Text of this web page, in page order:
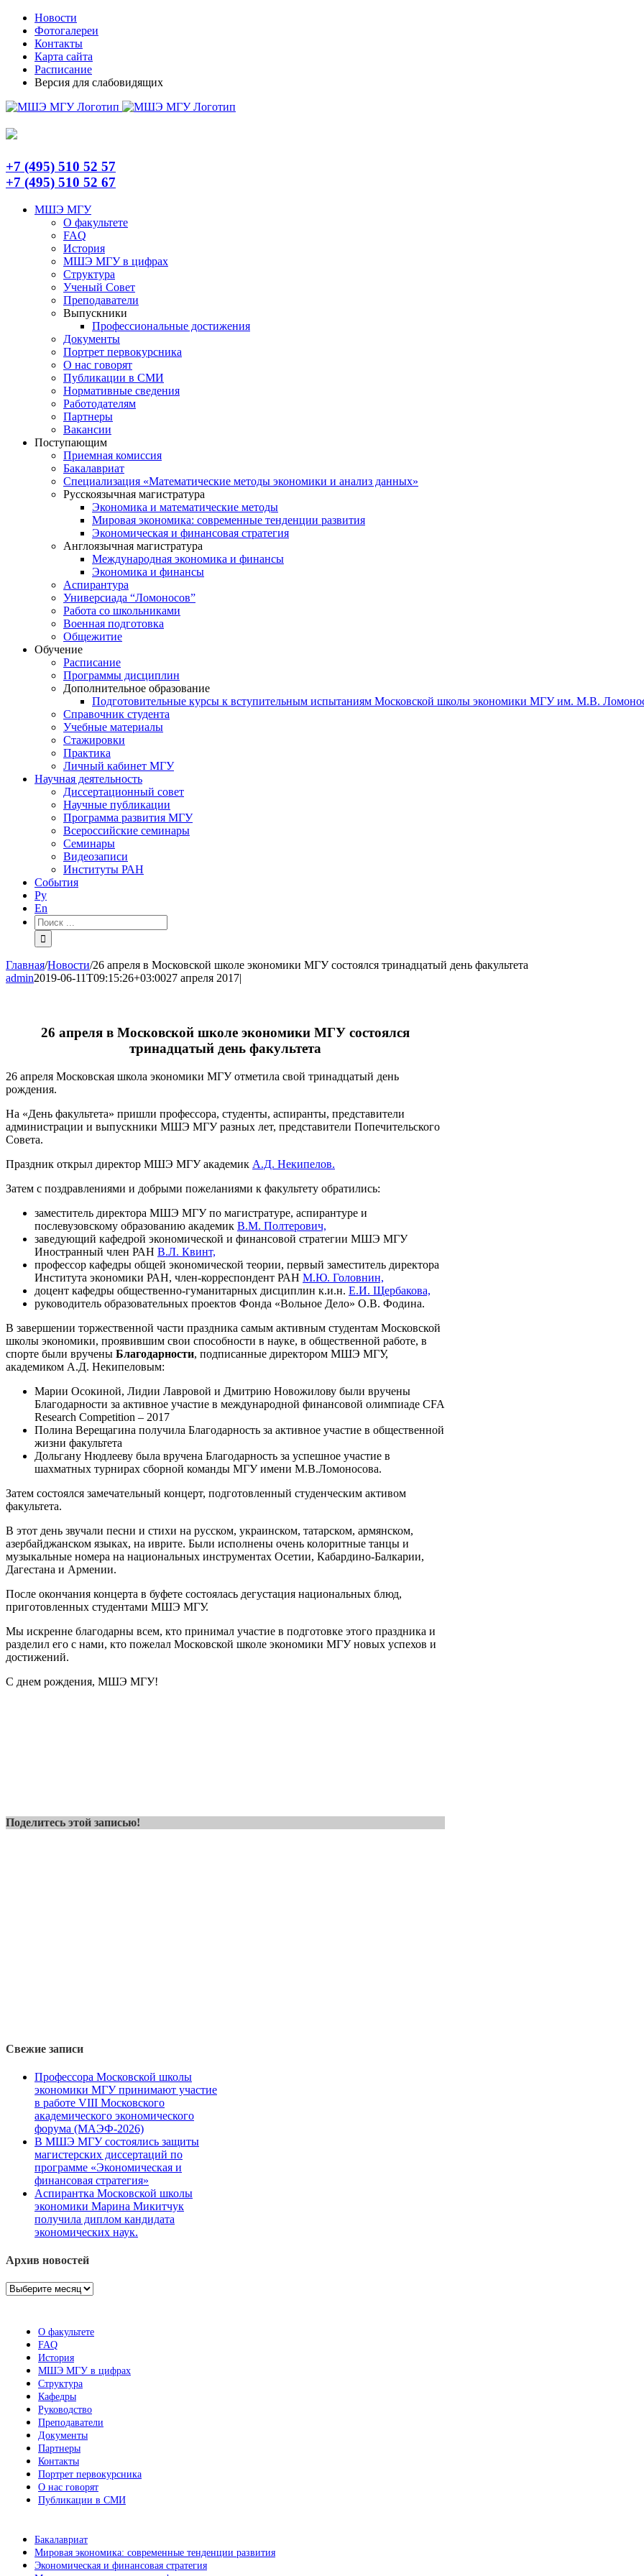
Skip
content
TelegramНовости
Фотогалереи
Контакты
Карта сайта
Расписание
Версия для слабовидящих
+7 (495) 510 52 57
+7 (495) 510 52 67
МШЭ МГУ
О факультете
FAQ
История
МШЭ МГУ в цифрах
Структура
Ученый Совет
Преподаватели
Выпускники
Профессиональные достижения
Документы
Портрет первокурсника
О нас говорят
Публикации в СМИ
Нормативные сведения
Работодателям
Партнеры
Вакансии
Поступающим
Приемная комиссия
Бакалавриат
Специализация «Математические методы экономики и анализ данных»
Русскоязычная магистратура
Экономика и математические методы
Мировая экономика: современные тенденции развития
Экономическая и финансовая стратегия
Англоязычная магистратура
Международная экономика и финансы
Экономика и финансы
Аспирантура
Универсиада “Ломоносов”
Работа со школьниками
Военная подготовка
Общежитие
Обучение
Расписание
Программы дисциплин
Дополнительное образование
Подготовительные курсы к вступительным испытаниям Московской школы экономики МГУ им. М.В.
Справочник студента
Учебные материалы
Стажировки
Практика
Личный кабинет МГУ
Научная деятельность
Диссертационный совет
Научные публикации
Программа развития МГУ
Всероссийские семинары
Семинары
Видеозаписи
Институты РАН
События
Ру
En
Результат
поиска:
Главная/Новости/26 апреля в Московской школе экономики МГУ состоялся тринадцатый день факультета
admin2019-06-11T09:15:26+03:0027 апреля 2017|
26 апреля в Московской школе экономики МГУ состоялся
тринадцатый день факультета
26 апреля Московская школа экономики МГУ отметила свой тринадцатый день
рождения.
На «День факультета» пришли профессора, студенты, аспиранты, представители
администрации и выпускники МШЭ МГУ разных лет, представители Попечительского
Совета.
Праздник открыл директор МШЭ МГУ академик А.Д. Некипелов.
Затем с поздравлениями и добрыми пожеланиями к факультету обратились:
заместитель директора МШЭ МГУ по магистратуре, аспирантуре и
послевузовскому образованию академик В.М. Полтерович,
заведующий кафедрой экономической и финансовой стратегии МШЭ МГУ
Иностранный член РАН В.Л. Квинт,
профессор кафедры общей экономической теории, первый заместитель директора
Института экономики РАН, член-корреспондент РАН М.Ю. Головнин,
доцент кафедры общественно-гуманитарных дисциплин к.и.н. Е.И. Щербакова,
руководитель образовательных проектов Фонда «Вольное Дело» О.В. Фодина.
В завершении торжественной части праздника самым активным студентам Московской
школы экономики, проявившим свои способности в науке, в общественной работе, в
спорте были вручены Благодарности, подписанные директором МШЭ МГУ,
академиком А.Д. Некипеловым:
Марии Осокиной, Лидии Лавровой и Дмитрию Новожилову были вручены
Благодарности за активное участие в международной финансовой олимпиаде CFA
Research Competition – 2017
Полина Верещагина получила Благодарность за активное участие в общественной
жизни факультета
Дольгану Нюдлееву была вручена Благодарность за успешное участие в
шахматных турнирах сборной команды МГУ имени М.В.Ломоносова.
Затем состоялся замечательный концерт, подготовленный студенческим активом
факультета.
В этот день звучали песни и стихи на русском, украинском, татарском, армянском,
азербайджанском языках, на иврите. Были исполнены очень колоритные танцы и
музыкальные номера на национальных инструментах Осетии, Кабардино-Балкарии,
Дагестана и Армении.
После окончания концерта в буфете состоялась дегустация национальных блюд,
приготовленных студентами МШЭ МГУ.
Мы искренне благодарны всем, кто принимал участие в подготовке этого праздника и
разделил его с нами, кто пожелал Московской школе экономики МГУ новых успехов и
достижений.
С днем рождения, МШЭ МГУ!
Поделитесь этой записью!
Свежие записи
Профессора Московской школы
экономики МГУ принимают участие
в работе VIII Московского
академического экономического
форума (МАЭФ-2026)
В МШЭ МГУ состоялись защиты
магистерских диссертаций по
программе «Экономическая и
финансовая стратегия»
Аспирантка Московской школы
экономики Марина Микитчук
получила диплом кандидата
экономических наук.
Архив новостей
Архив
О факультете
FAQ
История
МШЭ МГУ в цифрах
Структура
Кафедры
Руководство
Преподаватели
Документы
Партнеры
Контакты
Портрет первокурсника
О нас говорят
Публикации в СМИ
Бакалавриат
Мировая экономика: современные тенденции развития
Экономическая и финансовая стратегия